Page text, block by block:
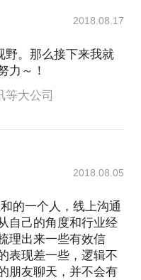
2018.08.17
野。那么接下来我就
力～！
等大公司
2018.08.05
的一个人，线上沟通
自己的角度和行业经
理出来一些有效信
表现差一些，逻辑不
朋友聊天，并不会有